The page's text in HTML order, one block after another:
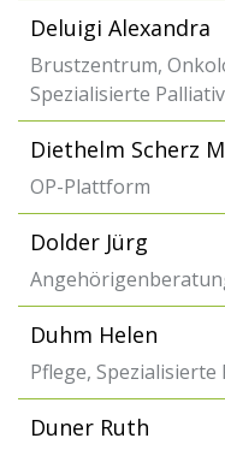
Deluigi Alexandra
Brustzentrum,
Spezialisierte
Diethelm Scherz
OP-Plattform
Dolder Jürg
Duhm Helen
Pflege,
Duner Ruth